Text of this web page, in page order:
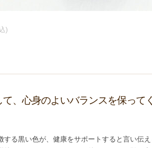
)
、心身のよいバランスを保って
する黒い色が、健康をサポートすると言い伝